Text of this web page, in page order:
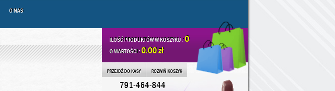
O NAS
ILOŚĆ PRODUKTÓW W KOSZYKU :0
O WARTOŚCI :0.00 zł
PRZEJDŹ DO KASY ROZWIŃ KOSZYK
791-464-844